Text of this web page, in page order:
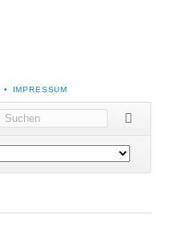
IMPRESSUM